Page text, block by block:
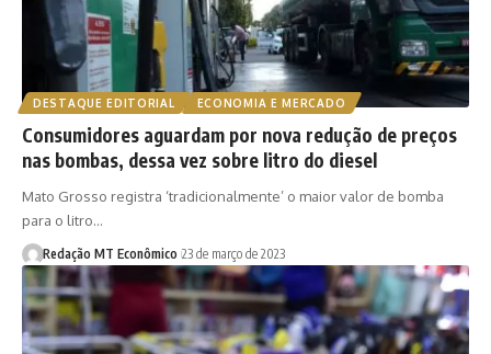
DESTAQUE EDITORIAL ECONOMIA E MERCADO
Consumidores aguardam por nova redução de preços
nas bombas, dessa vez sobre litro do diesel
Mato Grosso registra ‘tradicionalmente’ o maior valor de bomba
para o litro…
Redação MT Econômico 23 de março de 2023